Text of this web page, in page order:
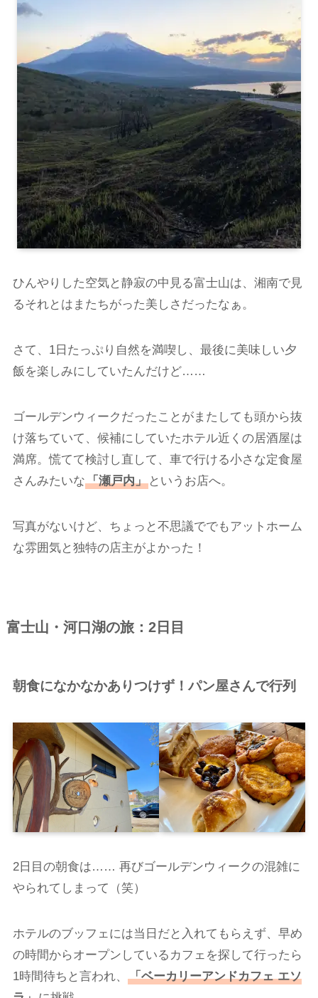
ひんやりした空気と静寂の中見る富士山は、湘南で見
るそれとはまたちがった美しさだったなぁ。
さて、1日たっぷり自然を満喫し、最後に美味しい夕
飯を楽しみにしていたんだけど……
ゴールデンウィークだったことがまたしても頭から抜
け落ちていて、候補にしていたホテル近くの居酒屋は
満席。慌てて検討し直して、車で行ける小さな定食屋
さんみたいな「瀬戸内」というお店へ。
写真がないけど、ちょっと不思議ででもアットホーム
な雰囲気と独特の店主がよかった！
富士山・河口湖の旅：2日目
朝食になかなかありつけず！パン屋さんで行列
2日目の朝食は…… 再びゴールデンウィークの混雑に
やられてしまって（笑）
ホテルのブッフェには当日だと入れてもらえず、早め
の時間からオープンしているカフェを探して行ったら
1時間待ちと言われ、
「ベーカリーアンドカフェ エソ